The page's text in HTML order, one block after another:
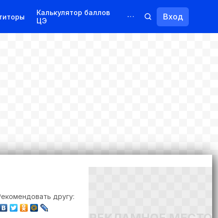
Калькулятор баллов
ЦЭ
Вход
другу: